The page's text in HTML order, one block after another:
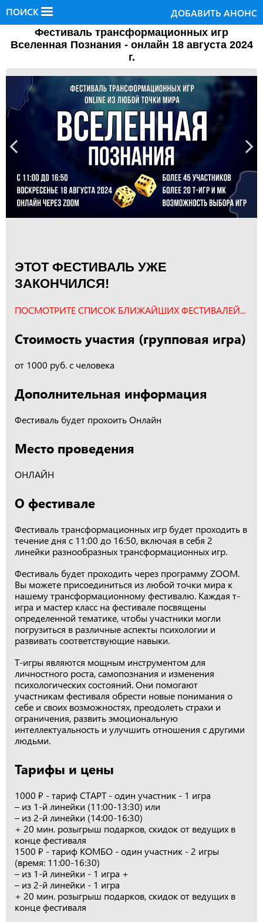
ПОИСК ДОБАВИТЬ АНОНС
Фестиваль трансформационных игр
Вселенная Познания - онлайн 18 августа 2024
г.
ЭТОТ ФЕСТИВАЛЬ УЖЕ
ЗАКОНЧИЛСЯ!
ПОСМОТРИТЕ СПИСОК БЛИЖАЙШИХ ФЕСТИВАЛЕЙ...
Стоимость участия (групповая игра)
от 1000 руб. с человека
Дополнительная информация
Фестиваль будет прохоить Онлайн
Место проведения
ОНЛАЙН
О фестивале
Фестиваль трансформационных игр будет проходить в
течение дня с 11:00 до 16:50, включая в себя 2
линейки разнообразных трансформационных игр.
Фестиваль будет проходить через программу ZOOM.
Вы можете присоединиться из любой точки мира к
нашему трансформационному фестивалю. Каждая т-
игра и мастер класс на фестивале посвящены
определенной тематике, чтобы участники могли
погрузиться в различные аспекты психологии и
развивать соответствующие навыки.
Т-игры являются мощным инструментом для
личностного роста, самопознания и изменения
психологических состояний. Они помогают
участникам фестиваля обрести новые понимания о
себе и своих возможностях, преодолеть страхи и
ограничения, развить эмоциональную
интеллектуальность и улучшить отношения с другими
людьми.
Тарифы и цены
1000 ₽ - тариф СТАРТ - один участник - 1 игра
– из 1-й линейки (11:00-13:30) или
– из 2-й линейки (14:00-16:30)
+ 20 мин. розыгрыш подарков, скидок от ведущих в
конце фестиваля
1500 ₽ - тариф КОМБО - один участник - 2 игры
(время: 11:00-16:30)
– из 1-й линейки - 1 игра +
– из 2-й линейки - 1 игра
+ 20 мин. розыгрыш подарков, скидок от ведущих в
конце фестиваля